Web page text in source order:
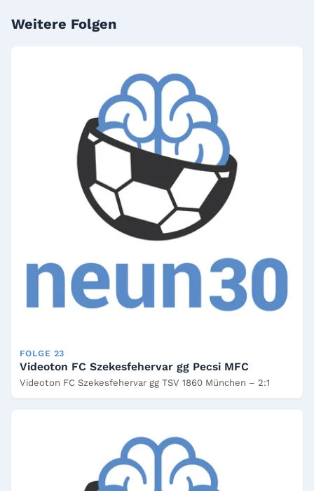
Weitere Folgen
FOLGE 23
Videoton FC Szekesfehervar gg Pecsi MFC
Videoton FC Szekesfehervar gg TSV 1860 München – 2:1